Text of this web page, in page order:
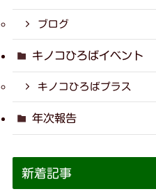
ブログ
キノコひろばイベント
キノコひろばプラス
年次報告
新着記事